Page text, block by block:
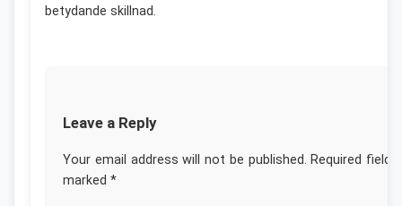
betydande skillnad.
Leave a Reply
Your email address will not be published. Required fields
marked *